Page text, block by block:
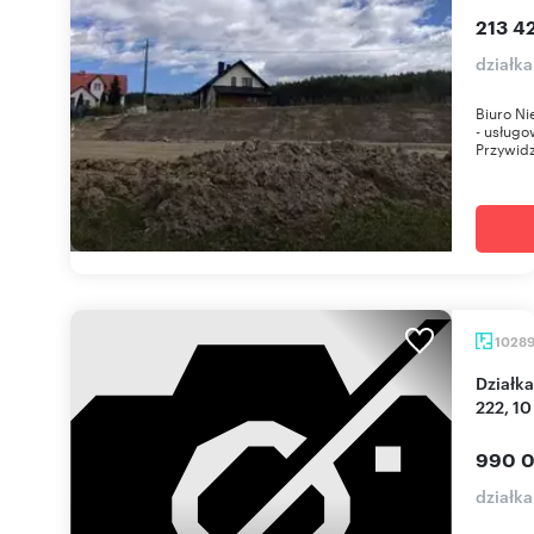
213
Biuro
-
Działka inwestycyjna przy drodze wojewódzkiej
222,
990